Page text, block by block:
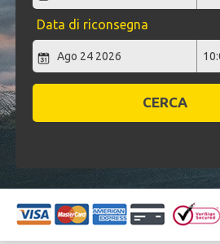
Data di riconsegna
CERCA